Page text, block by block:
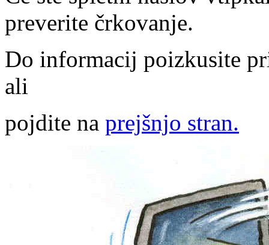
preverite črkovanje.
Do informacij poizkusite
ali
pojdite na prejšnjo stran.